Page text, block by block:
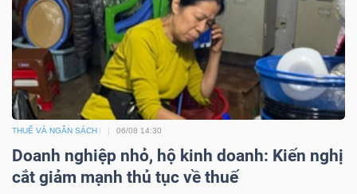
THUẾ VÀ NGÂN SÁCH 06/08 14:30
Doanh nghiệp nhỏ, hộ kinh doanh: Kiến nghị
cắt giảm mạnh thủ tục về thuế
TIỆN
ÍCH
BẤT